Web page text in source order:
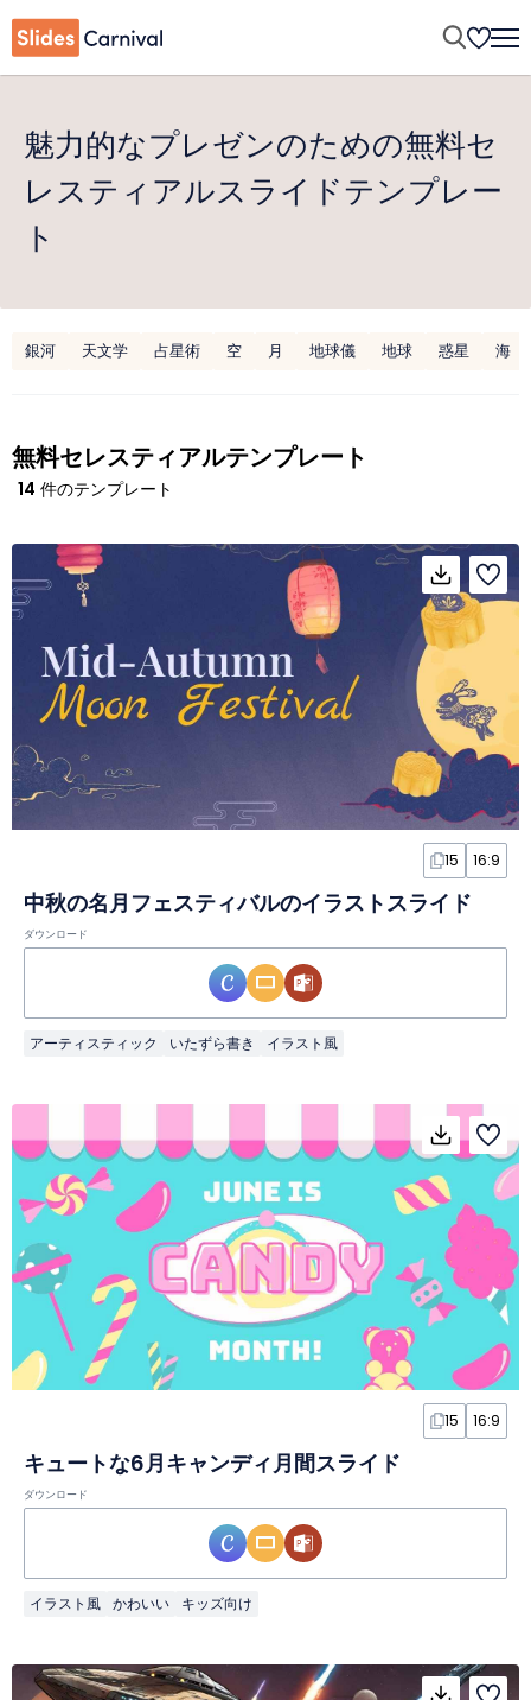
魅力的なプレゼンのための無料セ
レスティアルスライドテンプレー
ト
銀河 天文学 占星術 空 月 地球儀 地球 惑星 海
無料セレスティアルテンプレート
14 件のテンプレート
15 16:9
中秋の名月フェスティバルのイラストスライド
ダウンロード
アーティスティック いたずら書き イラスト風
15 16:9
キュートな6月キャンディ月間スライド
ダウンロード
イラスト風 かわいい キッズ向け